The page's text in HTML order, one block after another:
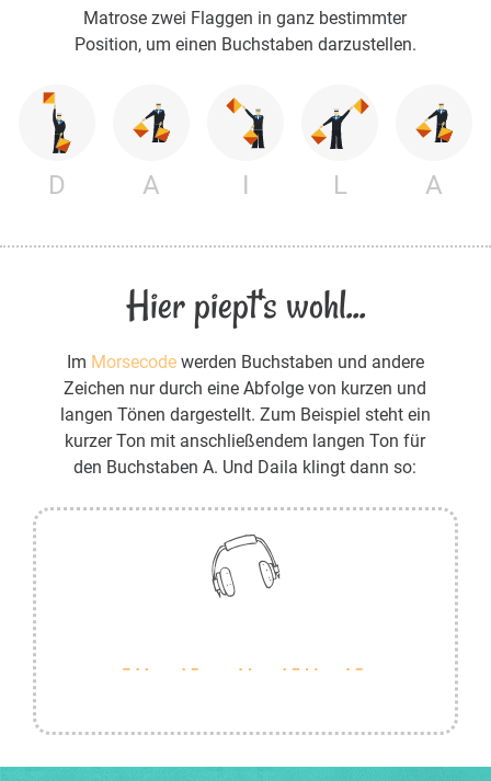
Matrose zwei Flaggen in ganz bestimmter
Position, um einen Buchstaben darzustellen.
D A I L A
Hier piept's wohl...
Im Morsecodewerden Buchstaben und andere
Zeichen nur durch eine Abfolge von kurzen und
langen Tönen dargestellt. Zum Beispiel steht ein
kurzer Ton mit anschließendem langen Ton für
den Buchstaben A. Und Daila klingt dann so: